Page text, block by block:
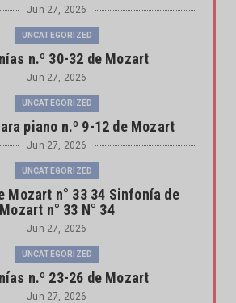
Jun 27, 2026
UNCATEGORIZED
n.º 30-32 de Mozart
Jun 27, 2026
UNCATEGORIZED
piano n.º 9-12 de Mozart
Jun 27, 2026
UNCATEGORIZED
Mozart n° 33 34 Sinfonía de
Mozart n° 33 N° 34
Jun 27, 2026
UNCATEGORIZED
n.º 23-26 de Mozart
Jun 27, 2026